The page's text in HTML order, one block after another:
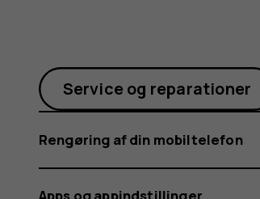
min
Service og reparationer
Rengøring af din mobiltelefon